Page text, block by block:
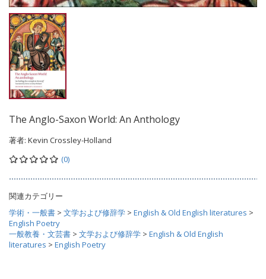
The Anglo-Saxon World: An Anthology
著者: Kevin Crossley-Holland
(0)
関連カテゴリー
学術・一般書 > 文学および修辞学 > English & Old English literatures >
English Poetry
一般教養・文芸書 > 文学および修辞学 > English & Old English
literatures > English Poetry